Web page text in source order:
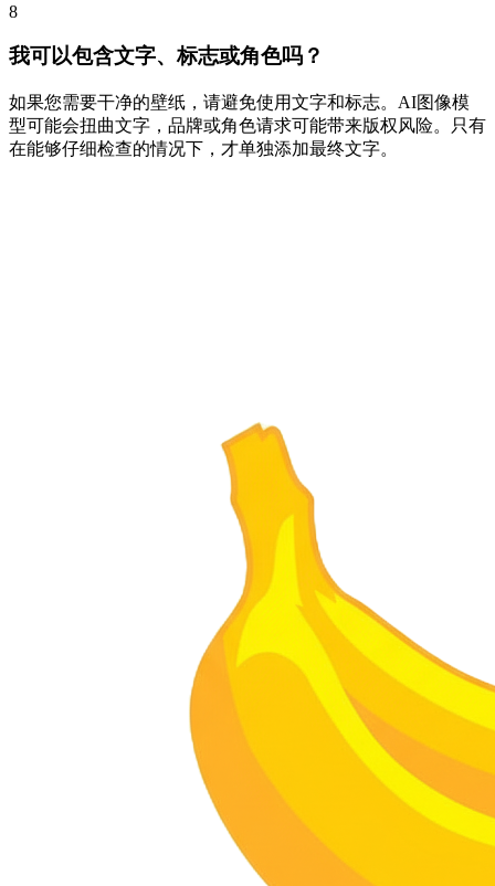
8
我可以包含文字、标志或角色吗？
如果您需要干净的壁纸，请避免使用文字和标志。AI图像模
型可能会扭曲文字，品牌或角色请求可能带来版权风险。只有
在能够仔细检查的情况下，才单独添加最终文字。